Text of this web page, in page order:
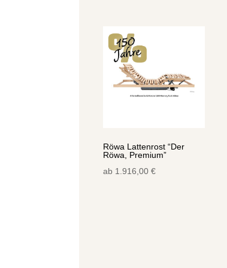
Röwa Lattenrost “Der
Röwa, Premium”
ab 1.916,00 €